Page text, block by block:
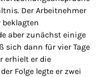
Der Arbeitnehmer
beklagten
aber zunächst einige
sich dann für vier Tage
erhielt er die
Folge legte er zwei